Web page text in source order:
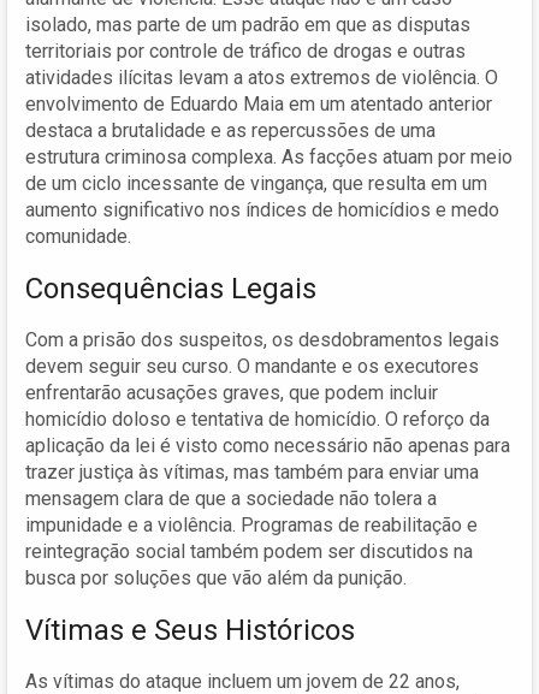
isolado, mas parte de um padrão em que as disputas
territoriais por controle de tráfico de drogas e outras
atividades ilícitas levam a atos extremos de violência. O
envolvimento de Eduardo Maia em um atentado anterior
destaca a brutalidade e as repercussões de uma
estrutura criminosa complexa. As facções atuam por meio
de um ciclo incessante de vingança, que resulta em um
aumento significativo nos índices de homicídios e medo
comunidade.
Consequências Legais
Com a prisão dos suspeitos, os desdobramentos legais
devem seguir seu curso. O mandante e os executores
enfrentarão acusações graves, que podem incluir
homicídio doloso e tentativa de homicídio. O reforço da
aplicação da lei é visto como necessário não apenas para
trazer justiça às vítimas, mas também para enviar uma
mensagem clara de que a sociedade não tolera a
impunidade e a violência. Programas de reabilitação e
reintegração social também podem ser discutidos na
busca por soluções que vão além da punição.
Vítimas e Seus Históricos
As vítimas do ataque incluem um jovem de 22 anos,